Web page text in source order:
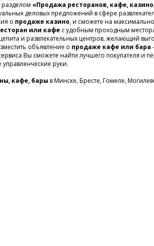
«Продажа ресторанов, кафе,
деловых предложений в сфере
о продаже казино, и сможете на
или кафе с удобным проходным
и развлекательных центров, желающий
объявление о продаже кафе или бара
Вы сможете найти лучшего покупателя и
руки.
кафе, бары в Минске, Бресте, Гомеле,